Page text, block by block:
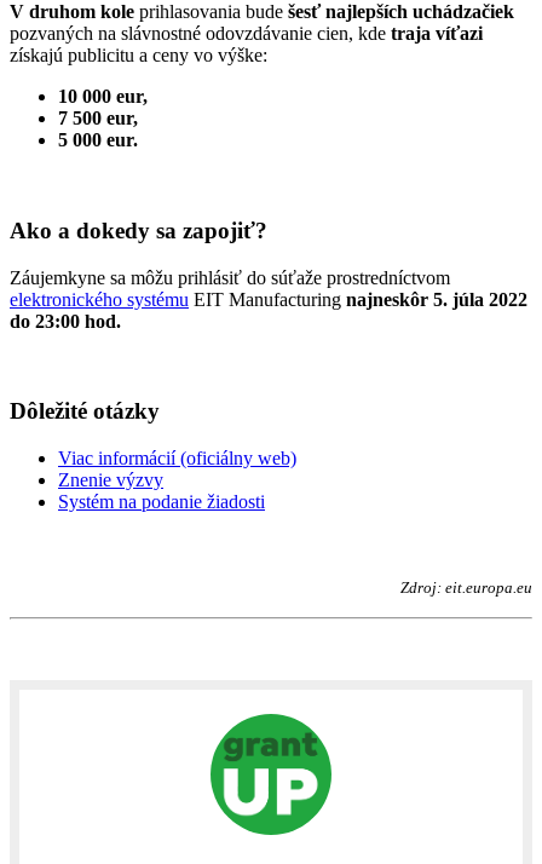
V druhom kole prihlasovania bude šesť najlepších uchádzačiek
pozvaných na slávnostné odovzdávanie cien, kde traja víťazi
získajú publicitu a ceny vo výške:
10 000 eur,
7 500 eur,
5 000 eur.
Ako a dokedy sa zapojiť?
Záujemkyne sa môžu prihlásiť do súťaže prostredníctvom
elektronického systému EIT Manufacturing najneskôr 5. júla 2022
do 23:00 hod.
Dôležité otázky
Viac informácií (oficiálny web)
Znenie výzvy
Systém na podanie žiadosti
Zdroj: eit.europa.eu